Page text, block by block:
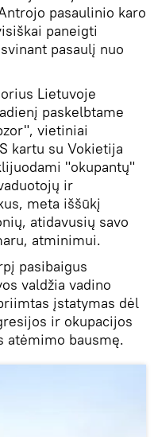
pasaulinio karo
paneigti
pasaulį nuo
Lietuvoje
paskelbtame
vietiniai
kartu su Vokietija
"okupantų"
ir
meta iššūkį
atidavusių savo
atminimui.
pasibaigus
valdžia vadino
įstatymas dėl
ir okupacijos
atėmimo bausmę.